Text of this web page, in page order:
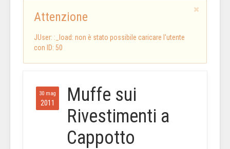
Attenzione
JUser: :_load: non è stato possibile caricare l'utente
con ID: 50
30 mag
2011
Muffe sui
Rivestimenti a
Cappotto